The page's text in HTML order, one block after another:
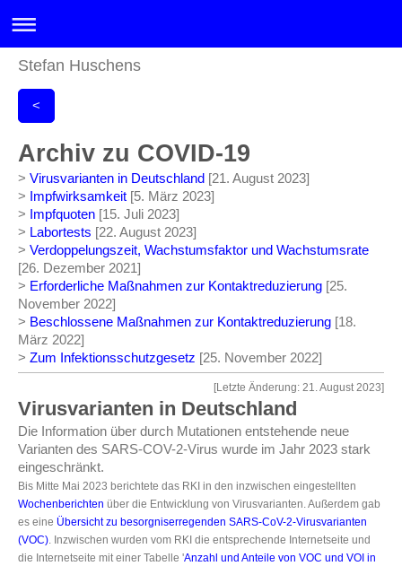
Stefan Huschens
<
Archiv zu COVID-19
> Virusvarianten in Deutschland [21. August 2023]
> Impfwirksamkeit [5. März 2023]
> Impfquoten [15. Juli 2023]
> Labortests [22. August 2023]
> Verdoppelungszeit, Wachstumsfaktor und Wachstumsrate
[26. Dezember 2021]
> Erforderliche Maßnahmen zur Kontaktreduzierung [25.
November 2022]
> Beschlossene Maßnahmen zur Kontaktreduzierung [18.
März 2022]
> Zum Infektionsschutzgesetz [25. November 2022]
[Letzte Änderung: 21. August 2023]
Virusvarianten in Deutschland
Die Information über durch Mutationen entstehende neue
Varianten des SARS-COV-2-Virus wurde im Jahr 2023 stark
eingeschränkt.
Bis Mitte Mai 2023 berichtete das RKI in den inzwischen eingestellten
Wochenberichten über die Entwicklung von Virusvarianten. Außerdem gab
es eine Übersicht zu besorgniserregenden SARS-CoV-2-Virusvarianten
(VOC) . Inzwischen wurden vom RKI die entsprechende Internetseite und
die Internetseite mit einer Tabelle 'Anzahl und Anteile von VOC und VOI in